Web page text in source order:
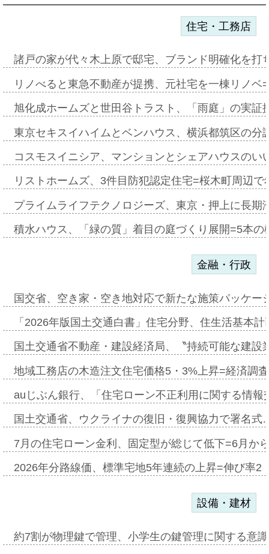
住宅・工務店
諸戸の家が代々木上原で邸宅、ブランド明確化を
リノべると東急不動産が提携、元社宅を一棟リノ
旭化成ホームズと世田谷トラスト、「雨庭」の実
東京セキスイハイムとベンハウス、横浜都筑区の
コスモスイニシア、マンションとシェアハウスの
リストホームズ、3件目防犯認定住宅=桜木町周辺
プライムライフテクノロジーズ、東京・押上に長
積水ハウス、「緑の質」着目の庭づくり展開=5本
金融・行政
国交省、空き家・空き地対応で新たな施策パッケ
「2026年版国土交通白書」住宅分野、住生活基本
国土交通省不動産・建設経済局、〝持続可能な建
地域工務店の木造注文住宅価格5・3%上昇=経済調
auじぶん銀行、「住宅ローン不正利用に関する情
国土交通省、ウクライナの復旧・復興協力で署名
7月の住宅ローン金利、固定型が総じて低下=6月か
2026年分路線価、標準宅地5年連続の上昇=伸び率
設備・建材
約7割が物理鍵で管理、小学生の鍵管理に関する意